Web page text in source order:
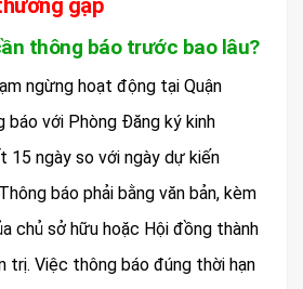
gặp
thông báo trước bao lâu?
ngừng hoạt động tại Quận
báo với Phòng Đăng ký kinh
15 ngày so với ngày dự kiến
báo phải bằng văn bản, kèm
chủ sở hữu hoặc Hội đồng thành
trị. Việc thông báo đúng thời hạn